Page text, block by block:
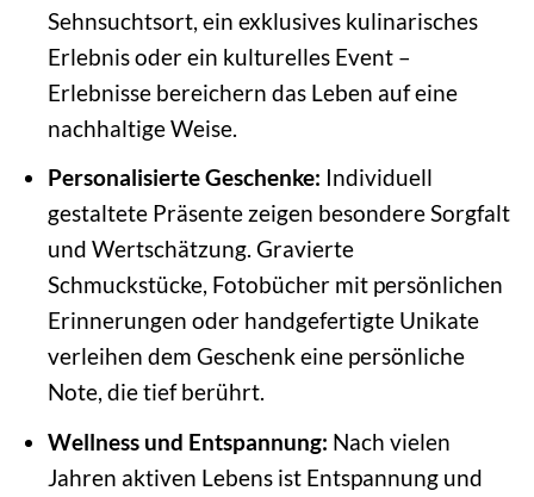
Sehnsuchtsort, ein exklusives kulinarisches
Erlebnis oder ein kulturelles Event –
Erlebnisse bereichern das Leben auf eine
nachhaltige Weise.
Personalisierte Geschenke: Individuell
gestaltete Präsente zeigen besondere Sorgfalt
und Wertschätzung. Gravierte
Schmuckstücke, Fotobücher mit persönlichen
Erinnerungen oder handgefertigte Unikate
verleihen dem Geschenk eine persönliche
Note, die tief berührt.
Wellness und Entspannung: Nach vielen
Jahren aktiven Lebens ist Entspannung und